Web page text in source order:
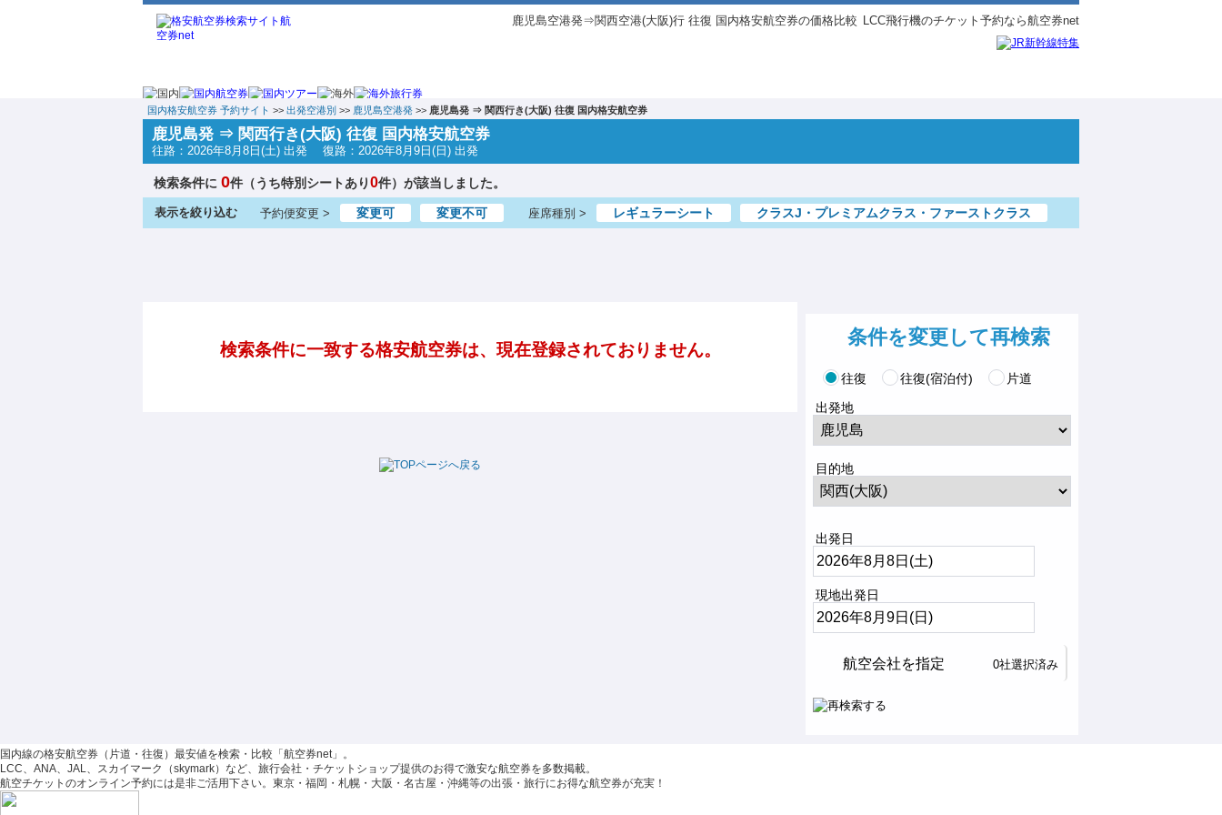
鹿児島空港発⇒関西空港(大阪)行 往復 国内格安航空券の価格比較 LCC飛行機のチケット予約なら航空券net
国内格安航空券 予約サイト >> 出発空港別 >> 鹿児島空港発 >> 鹿児島発 ⇒ 関西行き(大阪) 往復 国内格安航空券
鹿児島発 ⇒ 関西行き(大阪) 往復 国内格安航空券
往路：2026年8月8日(土) 出発 復路：2026年8月9日(日) 出発
検索条件に 0件（うち特別シートあり0件）が該当しました。
表示を絞り込む 予約便変更 > 変更可 変更不可 座席種別 > レギュラーシート クラスJ・プレミアムクラス・ファーストクラス
検索条件に一致する格安航空券は、現在登録されておりません。
条件を変更して再検索
往復 往復(宿泊付)
片道
出発地
目的地
出発日
現地出発日
航空会社を指定 0社選択済み
国内線の格安航空券（片道・往復）最安値を検索・比較「航空券net」。
LCC、ANA、JAL、スカイマーク（skymark）など、旅行会社・チケットショップ提供のお得で激安な航空券を多数掲載。
航空チケットのオンライン予約には是非ご活用下さい。東京・福岡・札幌・大阪・名古屋・沖縄等の出張・旅行にお得な航空券が充実！